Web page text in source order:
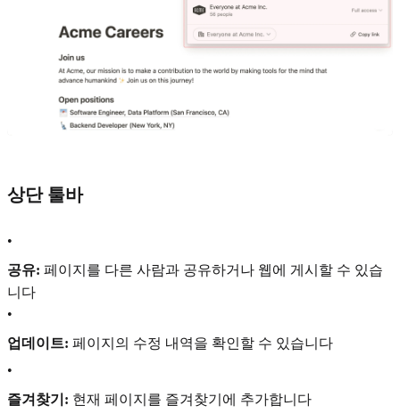
상단 툴바
•
공유: 페이지를 다른 사람과 공유하거나 웹에 게시할 수 있습
니다
•
업데이트: 페이지의 수정 내역을 확인할 수 있습니다
•
즐겨찾기: 현재 페이지를 즐겨찾기에 추가합니다